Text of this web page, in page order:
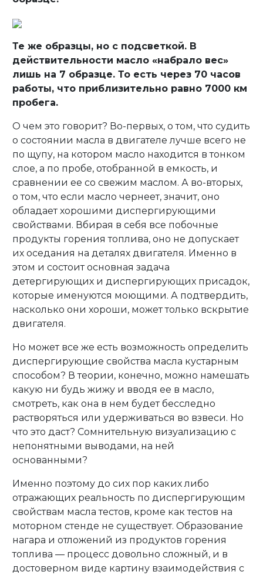
Те же образцы, но с подсветкой. В
действительности масло «набрало вес»
лишь на 7 образце. То есть через 70 часов
работы, что приблизительно равно 7000 км
пробега.
О чем это говорит? Во-первых, о том, что судить
о состоянии масла в двигателе лучше всего не
по щупу, на котором масло находится в тонком
слое, а по пробе, отобранной в емкость, и
сравнении ее со свежим маслом. А во-вторых,
о том, что если масло чернеет, значит, оно
обладает хорошими диспергирующими
свойствами. Вбирая в себя все побочные
продукты горения топлива, оно не допускает
их оседания на деталях двигателя. Именно в
этом и состоит основная задача
детергирующих и диспергирующих присадок,
которые именуются моющими. А подтвердить,
насколько они хороши, может только вскрытие
двигателя.
Но может все же есть возможность определить
диспергирующие свойства масла кустарным
способом? В теории, конечно, можно намешать
какую ни будь жижу и вводя ее в масло,
смотреть, как она в нем будет бесследно
растворяться или удерживаться во взвеси. Но
что это даст? Сомнительную визуализацию с
непонятными выводами, на ней
основанными?
Именно поэтому до сих пор каких либо
отражающих реальность по диспергирующим
свойствам масла тестов, кроме как тестов на
моторном стенде не существует. Образование
нагара и отложений из продуктов горения
топлива — процесс довольно сложный, и в
достоверном виде картину взаимодействия с